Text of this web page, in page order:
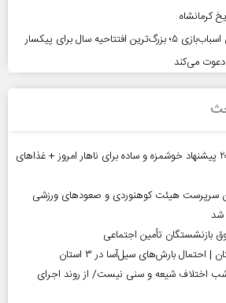
کرمانشاه
سال برای پیکسار
دعوت می‌کند
ناهار چی درست کنم؟ | ۲۰ پیشنهاد خوشمزه و ساده برای ناهار امروز + غذاهای
سرپرست هیئت کوهنوردی و صعودهای ورزشی
شد
بازنشستگان تأمین اجتماعی
اختلاف شیعه و سنی نیست/ از روند اجرای